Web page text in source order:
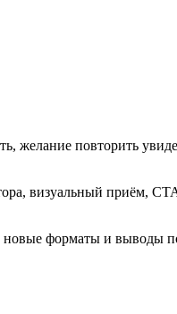
желание повторить
визуальный приём,
форматы и выводы